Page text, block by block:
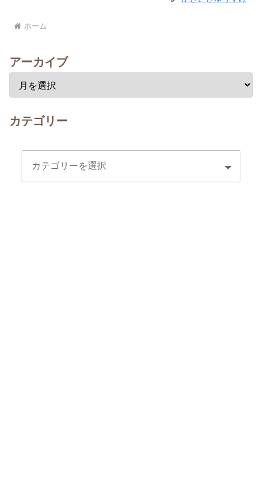
ホーム
アーカイブ
カテゴリー